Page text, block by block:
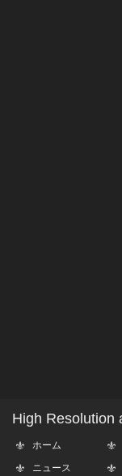
High Resolution
ホーム
ニュース